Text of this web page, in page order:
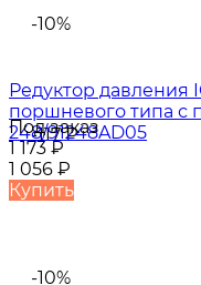
-10%
-117₽
Редуктор давления
поршневого типа с
248/91248AD05
Под заказ
1 173₽
1 056 ₽
Купить
-10%